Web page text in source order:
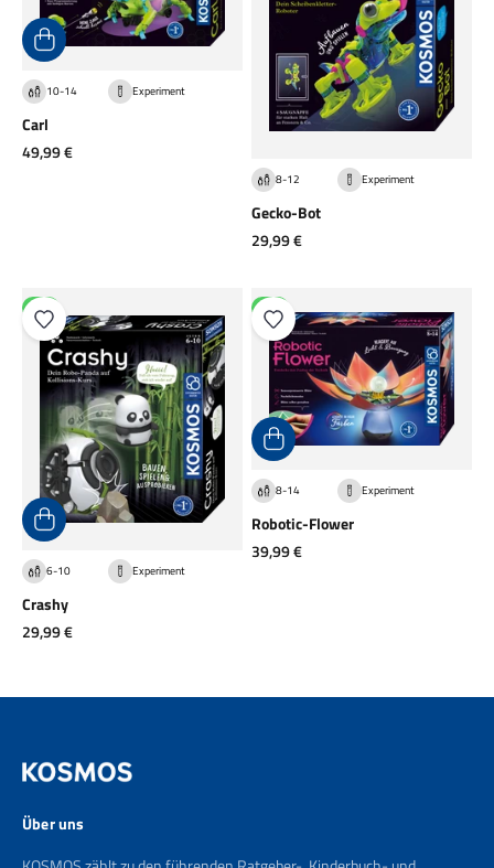
10-14 Experiment
Carl
Angebot
49,99 €
8-12 Experiment
Gecko-Bot
Angebot
29,99 €
NEU
6-10 Experiment
Crashy
Angebot
29,99 €
NEU
8-14 Experiment
Robotic-Flower
Angebot
39,99 €
Über uns